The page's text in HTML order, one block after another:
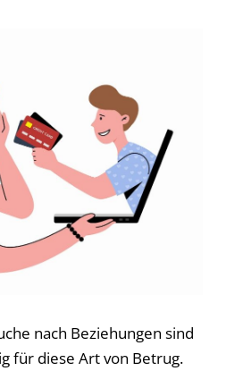
nach Beziehungen sind
für diese Art von Betrug.